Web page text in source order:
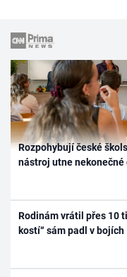
Rozpohybují české
nástroj utne nekonečné
Rodinám vrátil přes 10
kostí“ sám padl v bojích